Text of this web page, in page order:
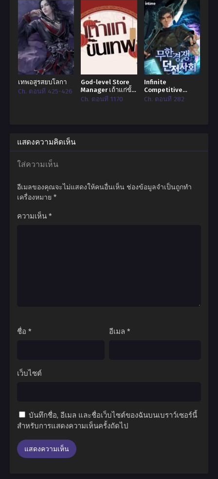
เทพอสูรสยบโลกา
Ch. ตอนที่ 425-426
God-level Store
Manager เถ้าแก่ขั้น
เทพ!
Ch. ตอนที่ 1170
Infinite
Competitive
Dungeon Society
Ch. ตอนที่ 282
แสดงความคิดเห็น
ใส่ความเห็น
อีเมลของคุณจะไม่แสดงให้คนอื่นเห็น ช่องข้อมูลจำเป็นถูกทำ
เครื่องหมาย *
ความเห็น *
ชื่อ * อีเมล *
เว็บไซต์
บันทึกชื่อ, อีเมล และชื่อเว็บไซต์ของฉันบนเบราว์เซอร์นี้
สำหรับการแสดงความเห็นครั้งถัดไป